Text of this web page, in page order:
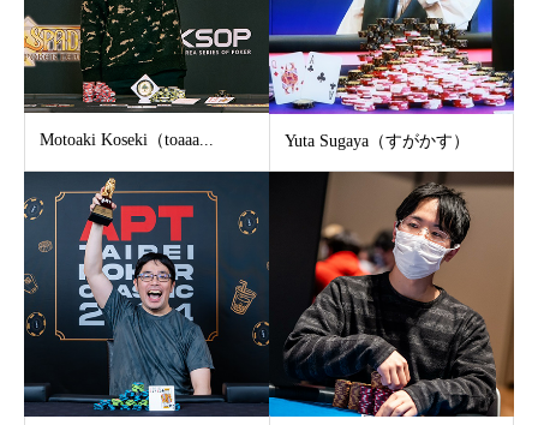
Motoaki Koseki（toaaa... Yuta Sugaya（すがかす）